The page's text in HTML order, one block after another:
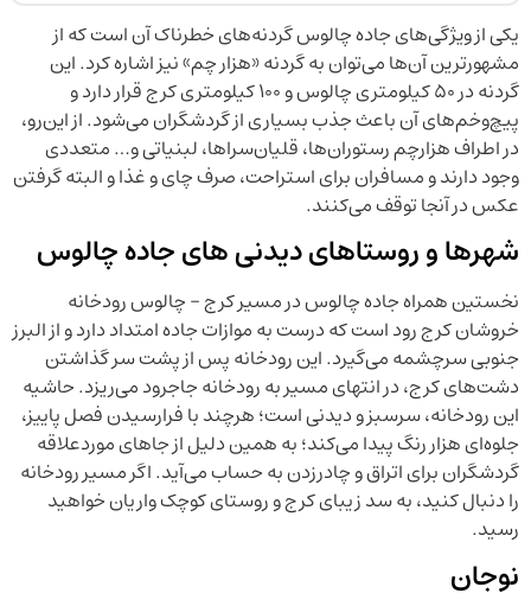
یکی از ویژگی‌های جاده چالوس گردنه‌های خطرناک آن است که از
مشهورترین آن‌ها می‌توان به گردنه «هزار چم» نیز اشاره کرد. این
گردنه در ۵۰ کیلومتری چالوس و ۱۰۰ کیلومتری کرج قرار دارد و
پیچ‌وخم‌های آن باعث جذب بسیاری از گردشگران می‌شود. از این‌رو،
در اطراف هزارچم رستوران‌ها، قلیان‌سراها، لبنیاتی و… متعددی
وجود دارند و مسافران برای استراحت، صرف چای و غذا و البته گرفتن
عکس در آنجا توقف می‌کنند.
شهرها و روستاهای دیدنی های جاده چالوس
نخستین همراه جاده چالوس در مسیر کرج – چالوس رودخانه
خروشان کرج رود است که درست به موازات جاده امتداد دارد و از البرز
جنوبی سرچشمه می‌گیرد. این رودخانه پس از پشت سر گذاشتن
دشت‌های کرج، در انتهای مسیر به رودخانه جاجرود می‌ریزد. حاشیه
این رودخانه، سرسبز و دیدنی است؛ هرچند با فرارسیدن فصل پاییز،
جلوه‌ای هزار رنگ پیدا می‌کند؛ به همین دلیل از جاهای موردعلاقه
گردشگران برای اتراق و چادرزدن به حساب می‌آید. اگر مسیر رودخانه
را دنبال کنید، به سد زیبای کرج و روستای کوچک واریان خواهید
رسید.
نوجان